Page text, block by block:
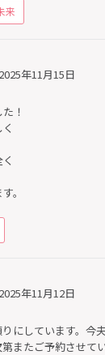
来
年11月15日
！
。
年11月12日
にしています。今
またご予約させて